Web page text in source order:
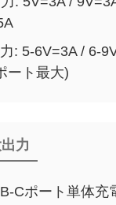
: 5-6V=3A / 6-
ート最大)
力
Cポート単体充